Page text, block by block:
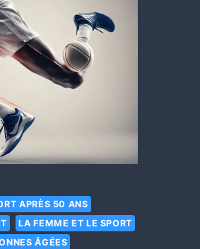
APRÈS 50 ANS
LA FEMME ET LE SPORT
ÂGÉES